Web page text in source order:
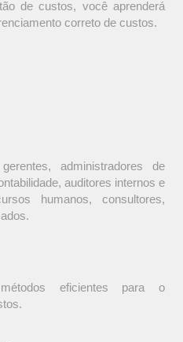
de custos, você aprenderá
correto de custos.
administradores de
auditores internos e
humanos, consultores,
eficientes para o